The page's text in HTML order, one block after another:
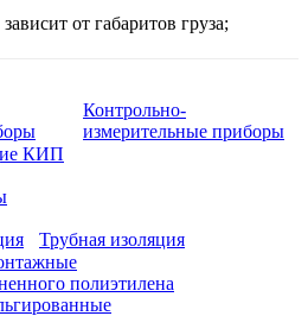
от габаритов груза;
Контрольно-
измерительные приборы
КИП
Трубная изоляция
полиэтилена